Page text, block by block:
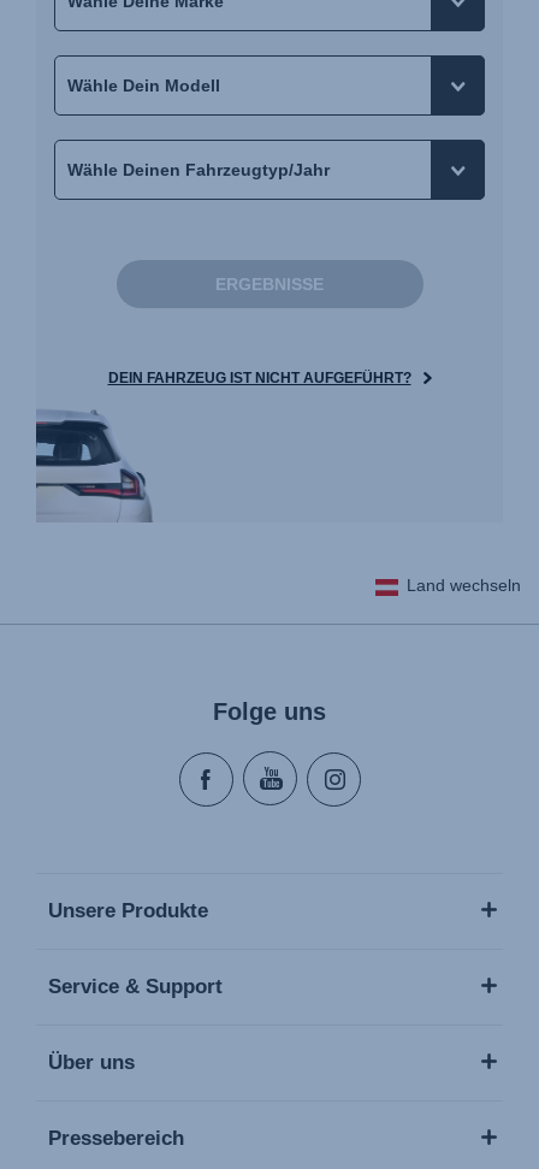
ERGEBNISSE
DEIN FAHRZEUG IST NICHT AUFGEFÜHRT?
Land wechseln
Folge uns
Unsere Produkte
Service & Support
Über uns
Pressebereich